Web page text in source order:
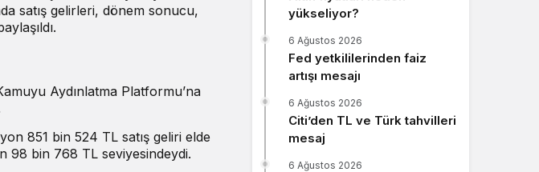
Sistem Modu
Sistem modunu seçin.
satış gelirleri, dönem sonucu,
Aydınlatma Platformu’na
851 bin 524 TL satış geliri elde
98 bin 768 TL seviyesindeydi.
yükseliyor?
Fed yetkililerinden faiz
artışı mesajı
6 Ağustos 2026
Citi’den TL ve Türk tahvilleri
mesaj
6 Ağustos 2026
6 Ağustos 2026